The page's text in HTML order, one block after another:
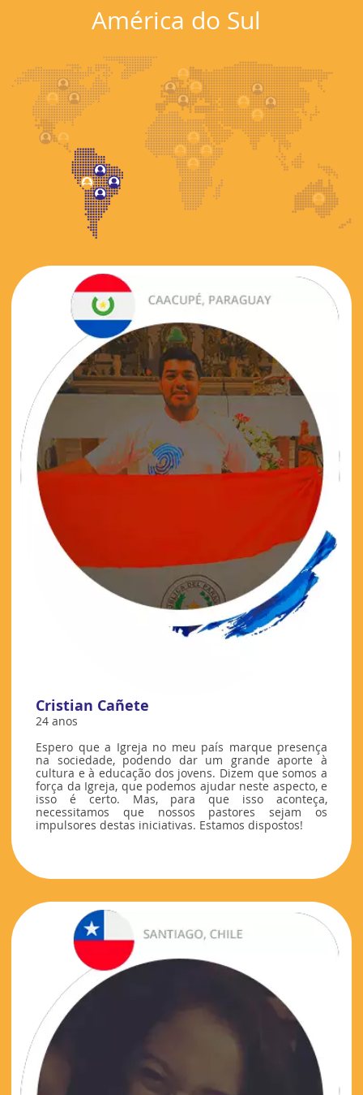
América do Sul
Cristian Cañete
24 anos
Espero que a Igreja no meu país marque presença
na sociedade, podendo dar um grande aporte à
cultura e à educação dos jovens. Dizem que somos a
força da Igreja, que podemos ajudar neste aspecto, e
isso é certo. Mas, para que isso aconteça,
necessitamos que nossos pastores sejam os
impulsores destas iniciativas. Estamos dispostos!